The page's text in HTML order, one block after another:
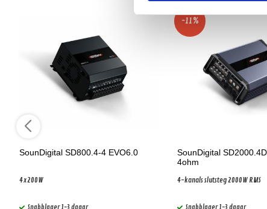
SounDigital SD800.4-4 EVO6.0
4x200W
Snabblager 1-3 dagar
-11%
SounDigital
4ohm
4-kanals slutsteg 2000W RMS
Snabblager 1-3 dagar